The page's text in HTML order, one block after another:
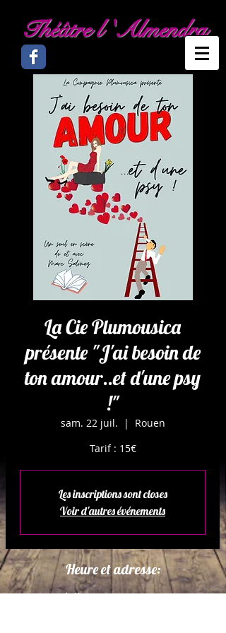
Théâtre l 'Almendra
La Cie Plumousica
présente "J'ai besoin de
ton amour..et d'une psy
!"
sam. 22 juil.
  |
Rouen
Tarif : 15€
Les inscriptions sont closes
Voir d'autres événements
Heure et adresse:
22 juil. 2023, 21:00 – 21:05